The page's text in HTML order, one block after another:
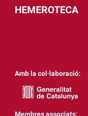
HEMEROTECA
Amb la col·laboració:
Membres associats: